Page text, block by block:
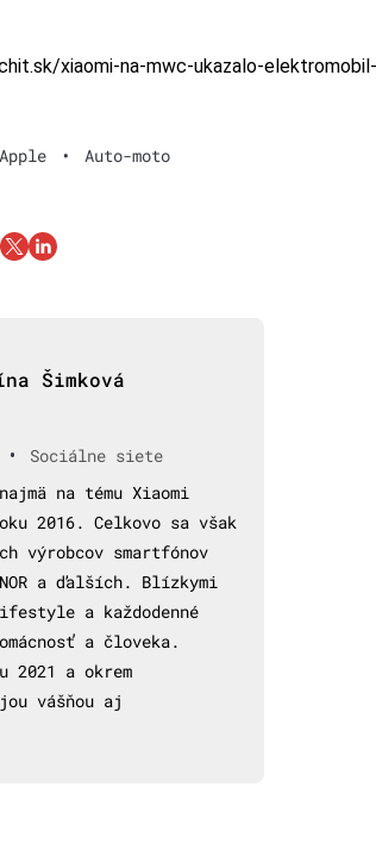
xiaomi-na-mwc-ukazalo-
Apple • Auto-moto
Šimková
•
Sociálne siete
na tému Xiaomi
2016. Celkovo sa však
výrobcov smartfónov
a ďalších. Blízkymi
a každodenné
a človeka.
2021 a okrem
vášňou aj